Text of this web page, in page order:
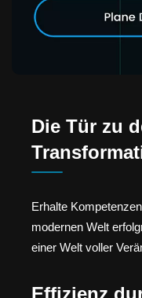
Die Tür zu
Erhalte
modernen Welt
einer Welt voller
Effizienz